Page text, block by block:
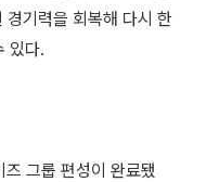
기력을 회복해 다시 한
있다.
그룹 편성이 완료됐